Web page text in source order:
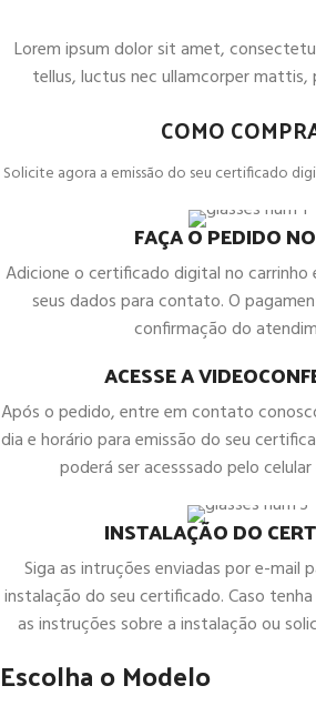
Lorem ipsum dolor sit amet,
tellus, luctus nec ullamcorper mattis,
COMO
Solicite agora a emissão do seu certificado
FAÇA O PEDIDO
Adicione o certificado digital no carrinho
seus dados para contato. O
confirmação do
ACESSE A
Após o pedido, entre em contato
dia e horário para emissão do seu
poderá ser acesssado pelo
INSTALAÇÃO DO
Siga as intruções enviadas por e-mail
instalação do seu certificado. Caso
as instruções sobre a instalação ou
Escolha o Modelo